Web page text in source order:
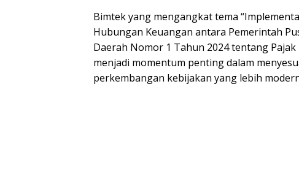
Bimtek yang mengangkat tema
Hubungan Keuangan antara Pemerintah
Daerah Nomor 1 Tahun 2024 tentang
menjadi momentum penting dalam
perkembangan kebijakan yang lebih